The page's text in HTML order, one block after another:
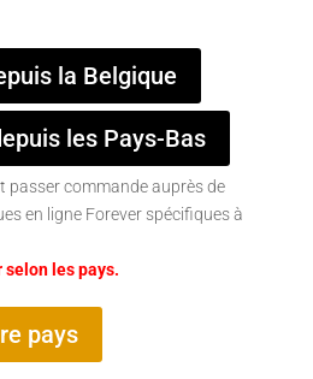
la Belgique
les Pays-Bas
passer commande auprès de
en ligne Forever spécifiques à
les pays.
pays